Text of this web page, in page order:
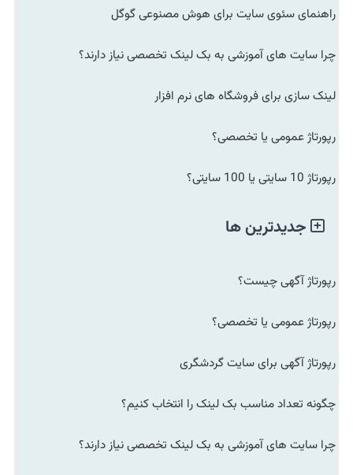
راهنمای سئوی سایت برای هوش مصنوعی گوگل
چرا سایت های آموزشی به بک لینک تخصصی نیاز دارند؟
لینک سازی برای فروشگاه های نرم افزار
رپورتاژ عمومی یا تخصصی؟
رپورتاژ 10 سایتی یا 100 سایتی؟
جدیدترین ها
رپورتاژ آگهی چیست؟
رپورتاژ عمومی یا تخصصی؟
رپورتاژ آگهی برای سایت گردشگری
چگونه تعداد مناسب بک لینک را انتخاب کنیم؟
چرا سایت های آموزشی به بک لینک تخصصی نیاز دارند؟